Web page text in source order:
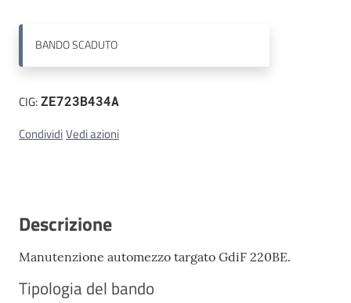
BANDOSCADUTO
CIG:ZE723B434A
CondividiVedi azioni
Descrizione
Manutenzione automezzo targato GdiF 220BE.
Tipologia del bando